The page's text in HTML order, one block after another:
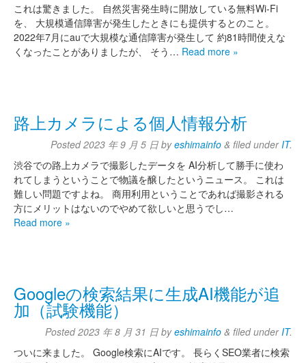
これは驚きました。 自然災害発生時に開放している無料Wi-Fi
を、 大規模通信障害が発生したときにも提供するとのこと。
2022年7月にauで大規模な通信障害が発生して 約81時間使えな
くなったことがありましたが、 そう… Read more »
路上カメラによる個人情報分析
Posted2023 年 9 月 5 日 byeshimainfo & filed under IT.
渋谷での路上カメラで撮影したデータを AI分析して勝手に使わ
れてしまうということで物議を醸したというニュース。 これは
難しい問題ですよね。 商用利用ということであれば撮影される
方にメリットはないのでやめて欲しいと思うでし…
Read more »
Googleの検索結果に生成AI機能が追
加（試験機能）
Posted2023 年 8 月 31 日 byeshimainfo & filed under IT.
ついに来ました。 Google検索にAIです。 長らくSEO業者に検索